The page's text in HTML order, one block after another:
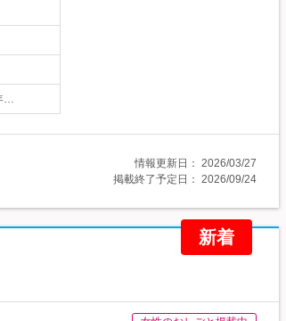
…
情報更新日： 2026/03/27
掲載終了予定日： 2026/09/24
新着